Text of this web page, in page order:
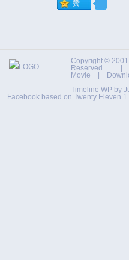
Copyright ©
Reserved.
Movie
Timeline WP by
Facebook based on Twenty Eleven